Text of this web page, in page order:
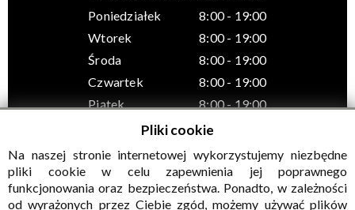
Poniedziałek
8:00 - 19:00
Wtorek
8:00 - 19:00
Środa
8:00 - 19:00
Czwartek
8:00 - 19:00
Piątek
8:00 - 19:00
© Wszelkie prawa zastrzeżone, Gminny Ośrodek Kultury w
Sadownem
Pliki cookie
Na naszej stronie internetowej wykorzystujemy niezbędne
pliki cookie w celu zapewnienia jej poprawnego
funkcjonowania oraz bezpieczeństwa. Ponadto, w zależności
od wyrażonych przez Ciebie zgód, możemy używać plików